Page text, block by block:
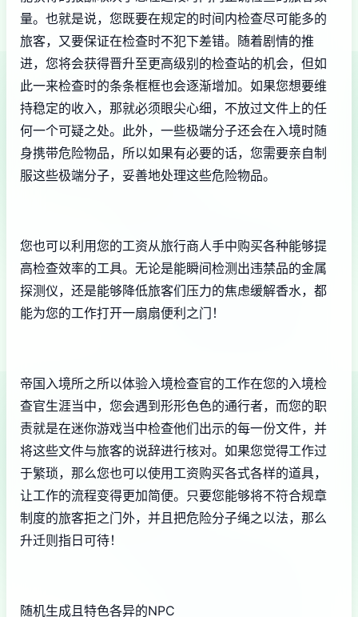
量。也就是说，您既要在规定的时间内检查尽可能多的
旅客，又要保证在检查时不犯下差错。随着剧情的推
进，您将会获得晋升至更高级别的检查站的机会，但如
此一来检查时的条条框框也会逐渐增加。如果您想要维
持稳定的收入，那就必须眼尖心细，不放过文件上的任
何一个可疑之处。此外，一些极端分子还会在入境时随
身携带危险物品，所以如果有必要的话，您需要亲自制
服这些极端分子，妥善地处理这些危险物品。
您也可以利用您的工资从旅行商人手中购买各种能够提
高检查效率的工具。无论是能瞬间检测出违禁品的金属
探测仪，还是能够降低旅客们压力的焦虑缓解香水，都
能为您的工作打开一扇扇便利之门！
帝国入境所之所以体验入境检查官的工作在您的入境检
查官生涯当中，您会遇到形形色色的通行者，而您的职
责就是在迷你游戏当中检查他们出示的每一份文件，并
将这些文件与旅客的说辞进行核对。如果您觉得工作过
于繁琐，那么您也可以使用工资购买各式各样的道具，
让工作的流程变得更加简便。只要您能够将不符合规章
制度的旅客拒之门外，并且把危险分子绳之以法，那么
升迁则指日可待！
随机生成且特色各异的NPC